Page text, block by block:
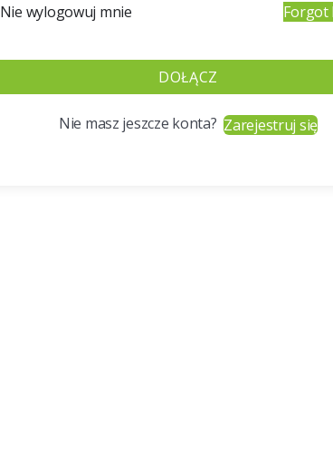
Nie wylogowuj mnie Forgot
DOŁĄCZ
Nie masz jeszcze konta?Zarejestruj się